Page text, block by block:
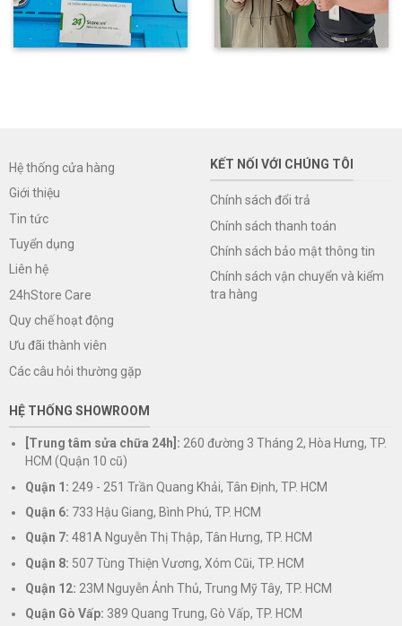
Hệ thống cửa hàng
Giới thiệu
Tin tức
Tuyển dụng
Liên hệ
24hStore Care
Quy chế hoạt động
Ưu đãi thành viên
Các câu hỏi thường gặp
KẾT NỐI VỚI CHÚNG TÔI
Chính sách đổi trả
Chính sách thanh toán
Chính sách bảo mật thông tin
Chính sách vận chuyển và kiểm
tra hàng
HỆ THỐNG SHOWROOM
[Trung tâm sửa chữa 24h]: 260 đường 3 Tháng 2, Hòa Hưng, TP.
HCM (Quận 10 cũ)
Quận 1: 249 - 251 Trần Quang Khải, Tân Định, TP. HCM
Quận 6: 733 Hậu Giang, Bình Phú, TP. HCM
Quận 7: 481A Nguyễn Thị Thập, Tân Hưng, TP. HCM
Quận 8: 507 Tùng Thiện Vương, Xóm Cũi, TP. HCM
Quận 12: 23M Nguyễn Ảnh Thủ, Trung Mỹ Tây, TP. HCM
Quận Gò Vấp: 389 Quang Trung, Gò Vấp, TP. HCM